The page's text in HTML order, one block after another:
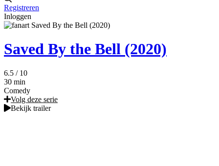
Registreren
Inloggen
Saved By the Bell (2020)
6.5 / 10
30 min
Comedy
Volg deze serie
Bekijk trailer